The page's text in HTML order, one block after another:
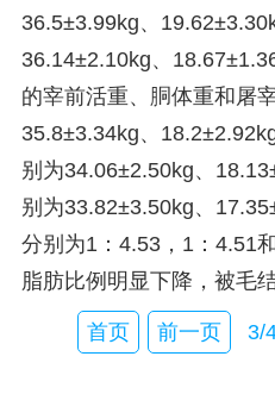
36.5±3.99kg、
36.14±2.10kg、
的宰前活重、胴体重和屠
35.8±3.34kg、
别为34.06±2.50kg、
别为33.82±3.50kg、
分别为1：4.53，1：4.51
脂肪比例明显下降，被毛
首页 前一页 3/